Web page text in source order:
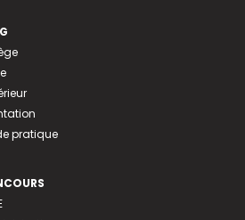
pratique